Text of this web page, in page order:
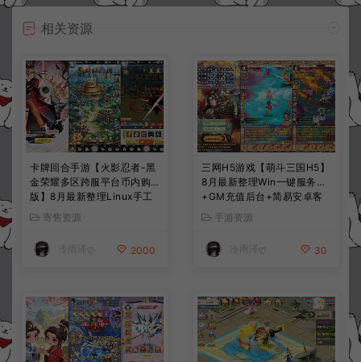
相关资源
卡牌回合手游【火影忍者-黑
金荣耀多区跨服平台币内购
版】8月最新整理Linux手工
服务端+CDK授权后台+安卓
+详细搭建教程+视频教程
寄售资源
冷雨泽ღ 2000
三网H5游戏【萌斗三国H5】
8月最新整理Win一键服务端
+GM充值后台+简易安卓客
户端+详细搭建教程+视频教
手游资源
冷雨泽ღ 30